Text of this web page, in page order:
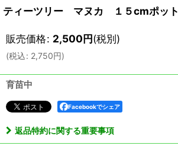
ティーツリー マヌカ １５cmポット
販売価格: 2,500円(税別)
(税込: 2,750円)
育苗中
Facebookでシェア
返品特約に関する重要事項